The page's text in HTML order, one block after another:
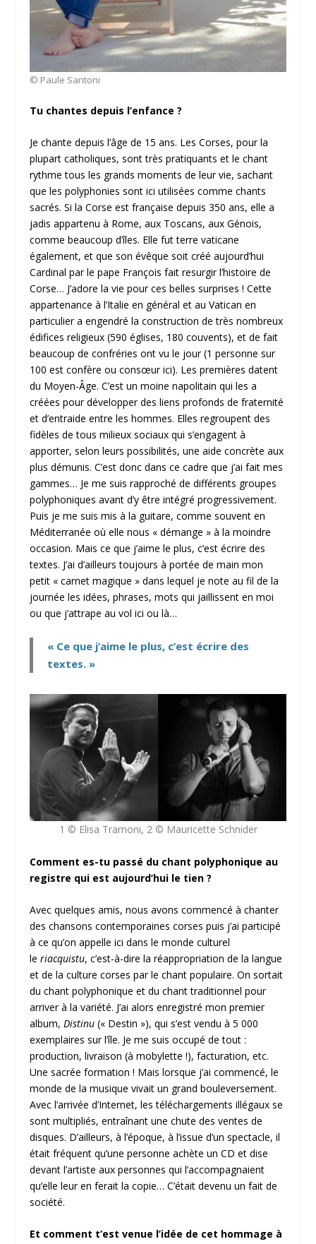
© Paule Santoni
Tu chantes depuis l’enfance ?
Je chante depuis l’âge de 15 ans. Les Corses, pour la
plupart catholiques, sont très pratiquants et le chant
rythme tous les grands moments de leur vie, sachant
que les polyphonies sont ici utilisées comme chants
sacrés. Si la Corse est française depuis 350 ans, elle a
jadis appartenu à Rome, aux Toscans, aux Génois,
comme beaucoup d’îles. Elle fut terre vaticane
également, et que son évêque soit créé aujourd’hui
Cardinal par le pape François fait resurgir l’histoire de
Corse… J’adore la vie pour ces belles surprises ! Cette
appartenance à l’Italie en général et au Vatican en
particulier a engendré la construction de très nombreux
édifices religieux (590 églises, 180 couvents), et de fait
beaucoup de confréries ont vu le jour (1 personne sur
100 est confère ou consœur ici). Les premières datent
du Moyen-Âge. C’est un moine napolitain qui les a
créées pour développer des liens profonds de fraternité
et d’entraide entre les hommes. Elles regroupent des
fidèles de tous milieux sociaux qui s’engagent à
apporter, selon leurs possibilités, une aide concrète aux
plus démunis. C’est donc dans ce cadre que j’ai fait mes
gammes… Je me suis rapproché de différents groupes
polyphoniques avant d’y être intégré progressivement.
Puis je me suis mis à la guitare, comme souvent en
Méditerranée où elle nous « démange » à la moindre
occasion. Mais ce que j’aime le plus, c’est écrire des
textes. J’ai d’ailleurs toujours à portée de main mon
petit « carnet magique » dans lequel je note au fil de la
journée les idées, phrases, mots qui jaillissent en moi
ou que j’attrape au vol ici ou là…
« Ce que j’aime le plus, c’est écrire des
textes. »
1 © Elisa Tramoni, 2 © Mauricette Schnider
Comment es-tu passé du chant polyphonique au
registre qui est aujourd’hui le tien ?
Avec quelques amis, nous avons commencé à chanter
des chansons contemporaines corses puis j’ai participé
à ce qu’on appelle ici dans le monde culturel
leriacquistu, c’est-à-dire la réappropriation de la langue
et de la culture corses par le chant populaire. On sortait
du chant polyphonique et du chant traditionnel pour
arriver à la variété. J’ai alors enregistré mon premier
album,Distinu(« Destin »), qui s’est vendu à 5 000
exemplaires sur l’île. Je me suis occupé de tout :
production, livraison (à mobylette !), facturation, etc.
Une sacrée formation ! Mais lorsque j’ai commencé, le
monde de la musique vivait un grand bouleversement.
Avec l’arrivée d’Internet, les téléchargements illégaux se
sont multipliés, entraînant une chute des ventes de
disques. D’ailleurs, à l’époque, à l’issue d’un spectacle, il
était fréquent qu’une personne achète un CD et dise
devant l’artiste aux personnes qui l’accompagnaient
qu’elle leur en ferait la copie… C’était devenu un fait de
société.
Et comment t’est venue l’idée de cet hommage à